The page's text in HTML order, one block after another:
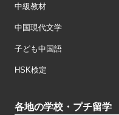
中級教材
中国現代文学
子ども中国語
HSK検定
各地の学校・プチ留学